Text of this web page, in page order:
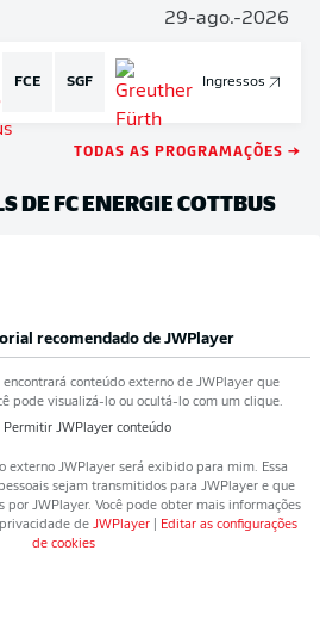
29-ago.-2026
FCE SGF Ingressos
TODAS AS PROGRAMAÇÕES →
DE FC ENERGIE COTTBUS
recomendado de JWPlayer
conteúdo externo de JWPlayerque
pode visualizá-lo ou ocultá-lo com um clique.
Permitir JWPlayerconteúdo
externo JWPlayerserá exibido para mim. Essa
sejam transmitidos para JWPlayere que
por JWPlayer. Você pode obter mais informações
de JWPlayer
Editar as configurações
de cookies